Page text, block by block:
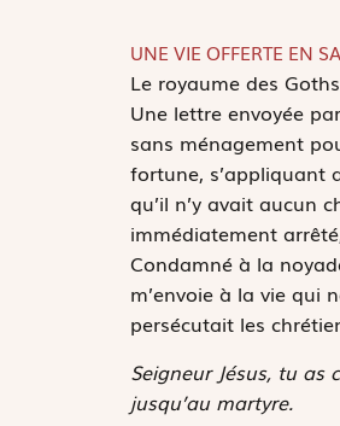
UNE VIE OFFERTE EN
Le royaume des
Une lettre envoyée
sans ménagement
fortune, s’appliquant
qu’il n’y avait aucun
immédiatement
Condamné à la
m’envoie à la vie qui
persécutait les
Seigneur Jésus, tu
jusqu’au martyre.